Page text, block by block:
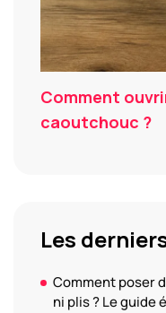
Comment
caoutchouc ?
Les
Comment poser
ni plis ? Le guide